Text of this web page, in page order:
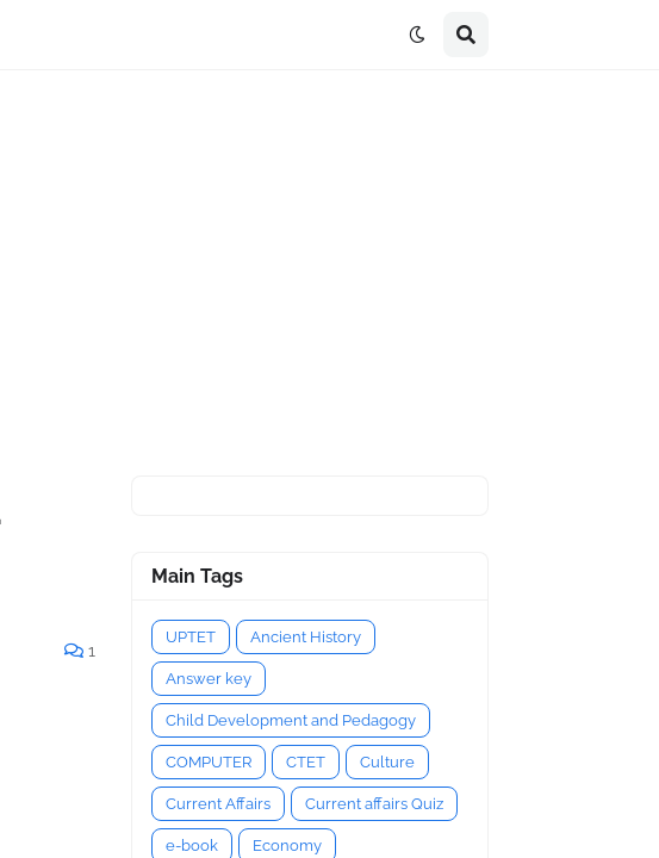
1
Main Tags
UPTET Ancient History
Answer key
Child Development and Pedagogy
COMPUTER CTET Culture
Current Affairs Current affairs Quiz
e-book Economy